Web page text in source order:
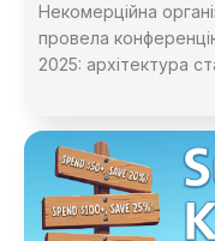
Некомерційна
провела
2025: архітектура